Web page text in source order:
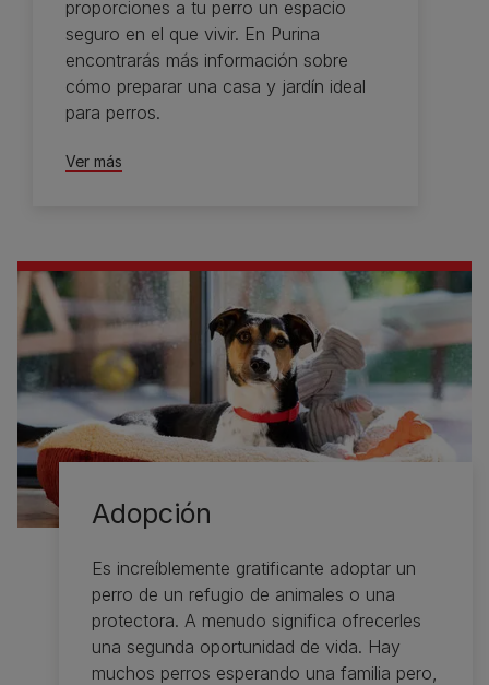
proporciones a tu perro un espacio
seguro en el que vivir. En Purina
encontrarás más información sobre
cómo preparar una casa y jardín ideal
para perros.
Ver más
Adopción
Es increíblemente gratificante adoptar un
perro de un refugio de animales o una
protectora. A menudo significa ofrecerles
una segunda oportunidad de vida. Hay
muchos perros esperando una familia pero,